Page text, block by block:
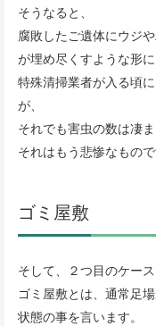
そうなると、
腐敗したご遺体にウジ
が埋め尽くすような形に
特殊清掃業者が入る頃
が、
それでも害虫の数は凄
それはもう悲惨なもので
ゴミ屋敷
そして、２つ目のケー
ゴミ屋敷とは、通常足
状態の事を言います。